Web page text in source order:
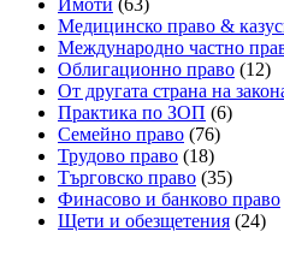
Медицинско право &
Международно частно
Облигационно право (12)
От другата страна на
Практика по ЗОП (6)
Семейно право (76)
Трудово право (18)
Търговско право (35)
Финасово и банково право
Щети и обезщетения (24)